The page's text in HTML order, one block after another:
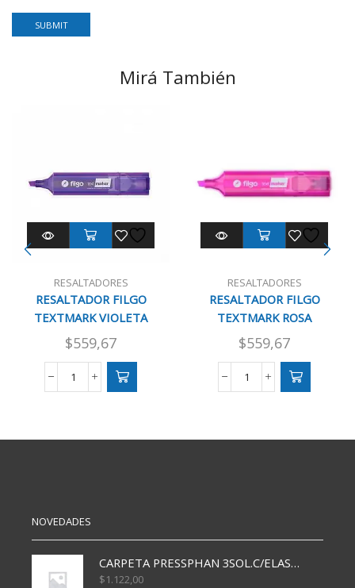
Mirá También
RESALTADORES
RESALTADOR FILGO
TEXTMARK VIOLETA
$559,67
RESALTADOR
cantidad
RESALTADORES
RESALTADOR FILGO
TEXTMARK ROSA
$559,67
RESALTADOR
cantidad
NOVEDADES
CARPETA PRESSPHAN 3SOL.C/ELAST MARRON A4 P01A
$1.122,00